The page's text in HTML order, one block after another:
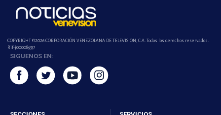
COPYRIGHT ©2026 CORPORACIÓN VENEZOLANA DE TELEVISION, C.A. Todos los derechos reservados.
Rif-j000089337
SIGUENOS EN: